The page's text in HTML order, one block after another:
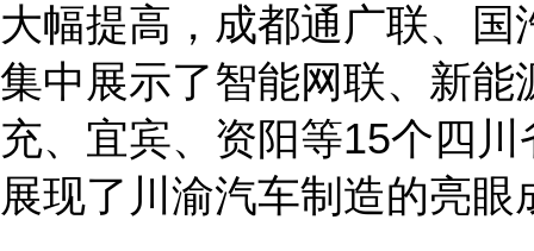
大幅提高，成都通广联、
集中展示了智能网联、新
充、宜宾、资阳等15个四川
展现了川渝汽车制造的亮眼